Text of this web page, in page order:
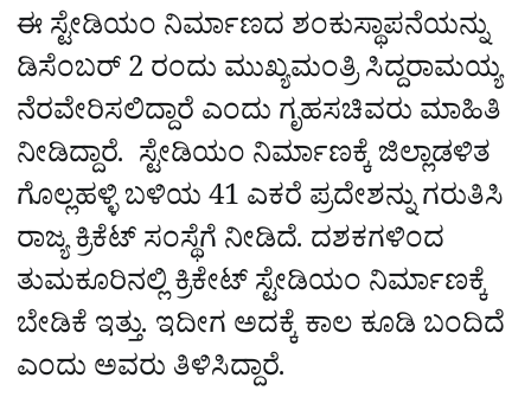
ಈ ಸ್ಟೇಡಿಯಂ ನಿರ್ಮಾಣದ ಶಂಕುಸ್ಥಾಪನೆಯನ್ನು
ಡಿಸೆಂಬರ್‌ 2 ರಂದು ಮುಖ್ಯಮಂತ್ರಿ ಸಿದ್ದರಾಮಯ್ಯ
ನೆರವೇರಿಸಲಿದ್ದಾರೆ ಎಂದು ಗೃಹಸಚಿವರು ಮಾಹಿತಿ
ನೀಡಿದ್ದಾರೆ. ಸ್ಟೇಡಿಯಂ ನಿರ್ಮಾಣಕ್ಕೆ ಜಿಲ್ಲಾಡಳಿತ
ಗೊಲ್ಲಹಳ್ಳಿ ಬಳಿಯ 41 ಎಕರೆ ಪ್ರದೇಶನ್ನು ಗರುತಿಸಿ
ರಾಜ್ಯ ಕ್ರಿಕೆಟ್‌ ಸಂಸ್ಥೆಗೆ ನೀಡಿದೆ. ದಶಕಗಳಿಂದ
ತುಮಕೂರಿನಲ್ಲಿ ಕ್ರಿಕೇಟ್‌ ಸ್ಟೇಡಿಯಂ ನಿರ್ಮಾಣಕ್ಕೆ
ಬೇಡಿಕೆ ಇತ್ತು. ಇದೀಗ ಅದಕ್ಕೆ ಕಾಲ ಕೂಡಿ ಬಂದಿದೆ
ಎಂದು ಅವರು ತಿಳಿಸಿದ್ದಾರೆ.